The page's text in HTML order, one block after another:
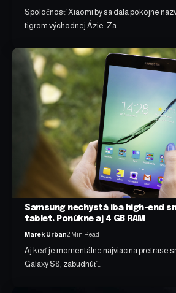
Spoločnosť Xiaomi by sa dala pokojne
tigrom východnej Ázie. Za…
Samsung nechystá iba high-end
tablet. Ponúkne aj 4 GB RAM
Marek Urban2 Min Read
Aj keď je momentálne najviac na pretrase
Galaxy S8, zabudnúť…